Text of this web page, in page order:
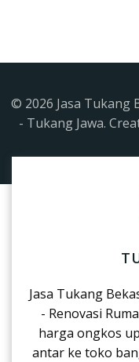
© 2026 Jasa Tukang
- Tukang Jawa.
Jasa Tukang
- Renovasi
harga ongkos
antar ke toko